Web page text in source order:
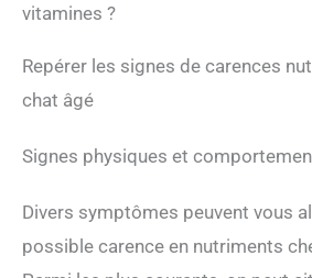
vitamines ?
Repérer les signes de carences
chat âgé
Signes physiques et
Divers symptômes peuvent vous
possible carence en nutriments